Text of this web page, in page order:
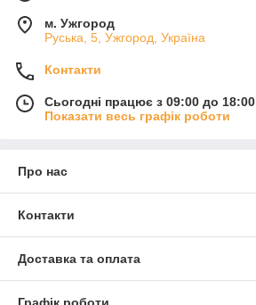
м. Ужгород
Руська, 5, Ужгород, Україна
Контакти
Сьогодні працює з 09:00 до 18:00
Показати весь графік роботи
Про нас
Контакти
Доставка та оплата